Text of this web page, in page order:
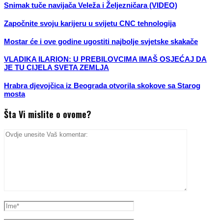
Snimak tuče navijača Veleža i Željezničara (VIDEO)
Započnite svoju karijeru u svijetu CNC tehnologija
Mostar će i ove godine ugostiti najbolje svjetske skakače
VLADIKA ILARION: U PREBILOVCIMA IMAŠ OSJEĆAJ DA
JE TU CIJELA SVETA ZEMLJA
Hrabra djevojčica iz Beograda otvorila skokove sa Starog
mosta
Šta Vi mislite o ovome?